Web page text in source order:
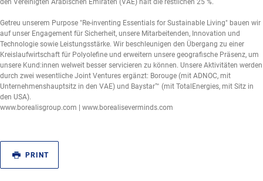
den Vereinigten Arabischen Emiraten (VAE) hält die restlichen 25 %.
Getreu unserem Purpose "Re-inventing Essentials for Sustainable Living" bauen wir
auf unser Engagement für Sicherheit, unsere Mitarbeitenden, Innovation und
Technologie sowie Leistungsstärke. Wir beschleunigen den Übergang zu einer
Kreislaufwirtschaft für Polyolefine und erweitern unsere geografische Präsenz, um
unsere Kund:innen welweit besser servicieren zu können. Unsere Aktivitäten werden
durch zwei wesentliche Joint Ventures ergänzt: Borouge (mit ADNOC, mit
Unternehmenshauptsitz in den VAE) und Baystar™ (mit TotalEnergies, mit Sitz in
den USA).
www.borealisgroup.com | www.borealiseverminds.com
PRINT